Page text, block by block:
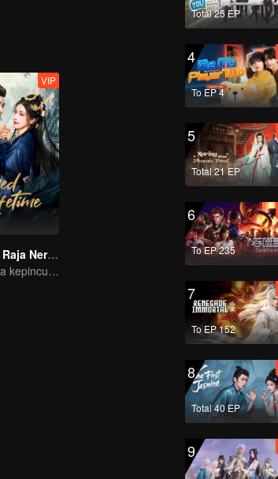
VIP
Pengantin Raja Neraka
Raja Neraka kepincut Siluman Rusa, gimana kisah lanjutannya?
Total 25 EP
4
To EP 4
5
Total 21 EP
6
To EP 235
7
To EP 152
8
Total 40 EP
9